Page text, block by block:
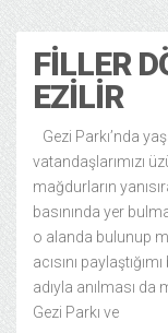
FILLER
EZILIR
Gezi Parkı’nda
vatandaşlarımızı
mağdurların
basınında yer
o alanda bulunup
acısını
adıyla anılması
Gezi Parkı ve